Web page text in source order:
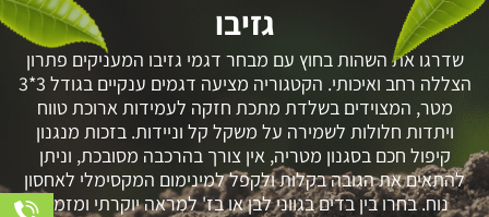
גזיבו
שדרגו את השהות בחוץ עם מבחר דגמי גזיבו המעניקים פתרון
הצללה רחב ואיכותי.
הקטגוריה מציעה דגמים ענקיים בגודל 3*3
מטר, המצוידים בשלדת מתכת חזקה לעמידות ארוכת טווח
ויתדות חלולות לשמירה על משקל קל וניידות.בזכות מנגנון
קיפול חכם בסגנון מטריה, אין צורך בהרכבה מסובכת, וניתן
להתאים את הגובה בקלות ולקפל למינימום המקסימלי לאחסון
נוח.בחרו בין בדים בגווני לבן או בז' למראה יוקרתי ומזמין